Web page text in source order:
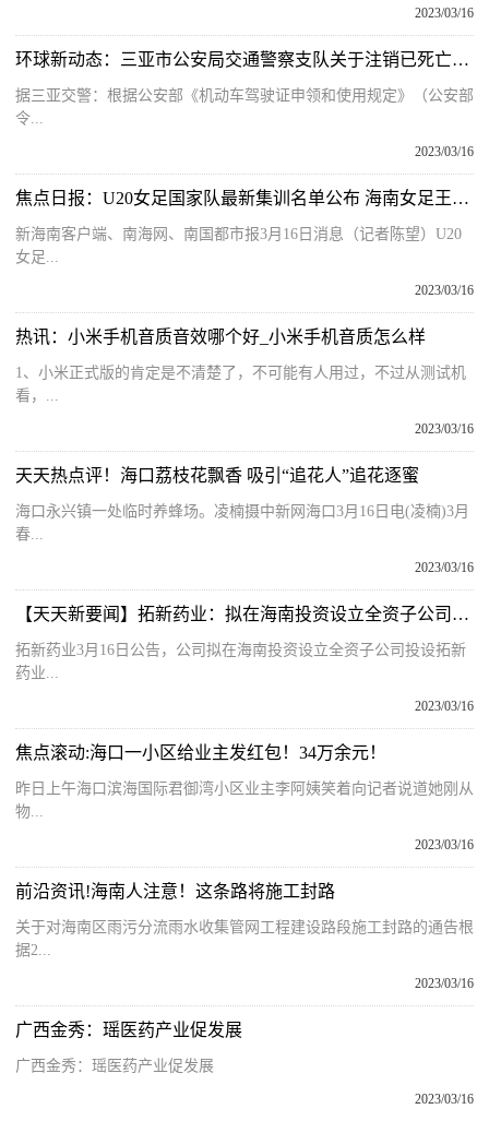
2023/03/16
环球新动态：三亚市公安局交通警察支队关于注销已死亡人员机动车驾驶证的公告
据三亚交警：根据公安部《机动车驾驶证申领和使用规定》（公安部
令...
2023/03/16
焦点日报：U20女足国家队最新集训名单公布 海南女足王靖怡入替补名单
新海南客户端、南海网、南国都市报3月16日消息（记者陈望）U20
女足...
2023/03/16
热讯：小米手机音质音效哪个好_小米手机音质怎么样
1、小米正式版的肯定是不清楚了，不可能有人用过，不过从测试机
看，...
2023/03/16
天天热点评！海口荔枝花飘香 吸引“追花人”追花逐蜜
海口永兴镇一处临时养蜂场。凌楠摄中新网海口3月16日电(凌楠)3月
春...
2023/03/16
【天天新要闻】拓新药业：拟在海南投资设立全资子公司，注册资本5000万元
拓新药业3月16日公告，公司拟在海南投资设立全资子公司投设拓新
药业...
2023/03/16
焦点滚动:海口一小区给业主发红包！34万余元！
昨日上午海口滨海国际君御湾小区业主李阿姨笑着向记者说道她刚从
物...
2023/03/16
前沿资讯!海南人注意！这条路将施工封路
关于对海南区雨污分流雨水收集管网工程建设路段施工封路的通告根
据2...
2023/03/16
广西金秀：瑶医药产业促发展
广西金秀：瑶医药产业促发展
2023/03/16